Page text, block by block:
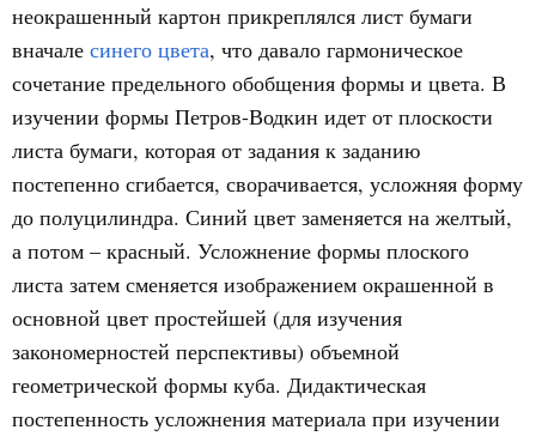
неокрашенный картон прикреплялся лист бумаги
вначале синего цвета, что давало гармоническое
сочетание предельного обобщения формы и цвета. В
изучении формы Петров-Водкин идет от плоскости
листа бумаги, которая от задания к заданию
постепенно сгибается, сворачивается, усложняя форму
до полуцилиндра. Синий цвет заменяется на желтый,
а потом – красный. Усложнение формы плоского
листа затем сменяется изображением окрашенной в
основной цвет простейшей (для изучения
закономерностей перспективы) объемной
геометрической формы куба. Дидактическая
постепенность усложнения материала при изучении